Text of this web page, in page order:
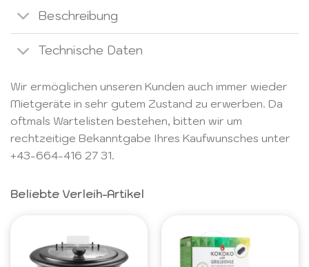
Beschreibung
Technische Daten
Wir ermöglichen unseren Kunden auch immer wieder
Mietgeräte in sehr gutem Zustand zu erwerben. Da
oftmals Wartelisten bestehen, bitten wir um
rechtzeitige Bekanntgabe Ihres Kaufwunsches unter
+43-664-416 27 31.
Beliebte Verleih-Artikel